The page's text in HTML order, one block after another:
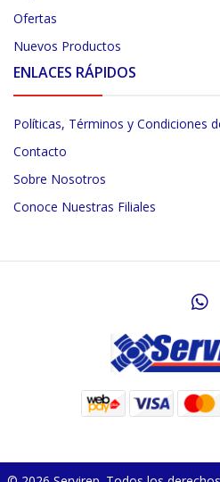
Ofertas
Nuevos Productos
ENLACES RÁPIDOS
Políticas, Términos y Condiciones
Contacto
Sobre Nosotros
Conoce Nuestras Filiales